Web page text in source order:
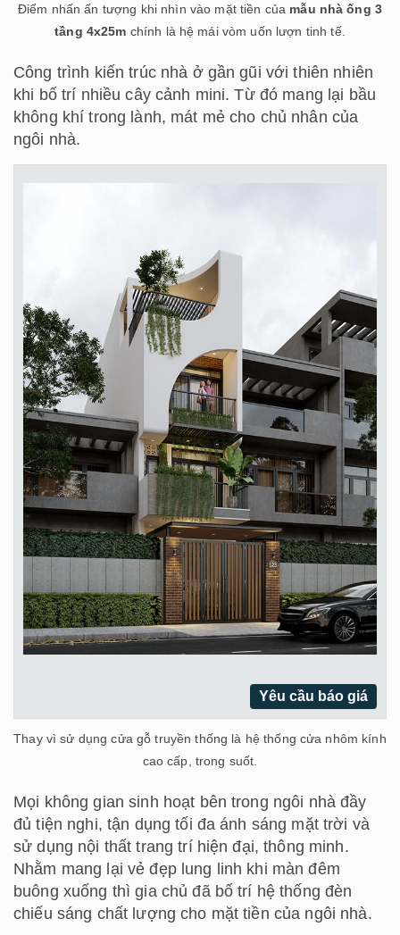
Điểm nhấn ấn tượng khi nhìn vào mặt tiền của mẫu nhà ống 3
tầng 4x25m chính là hệ mái vòm uốn lượn tinh tế.
Công trình kiến trúc nhà ở gần gũi với thiên nhiên
khi bố trí nhiều cây cảnh mini. Từ đó mang lại bầu
không khí trong lành, mát mẻ cho chủ nhân của
ngôi nhà.
Yêu cầu báo giá
Thay vì sử dụng cửa gỗ truyền thống là hệ thống cửa nhôm kính
cao cấp, trong suốt.
Mọi không gian sinh hoạt bên trong ngôi nhà đầy
đủ tiện nghi, tận dụng tối đa ánh sáng mặt trời và
sử dụng nội thất trang trí hiện đại, thông minh.
Nhằm mang lại vẻ đẹp lung linh khi màn đêm
buông xuống thì gia chủ đã bố trí hệ thống đèn
chiếu sáng chất lượng cho mặt tiền của ngôi nhà.